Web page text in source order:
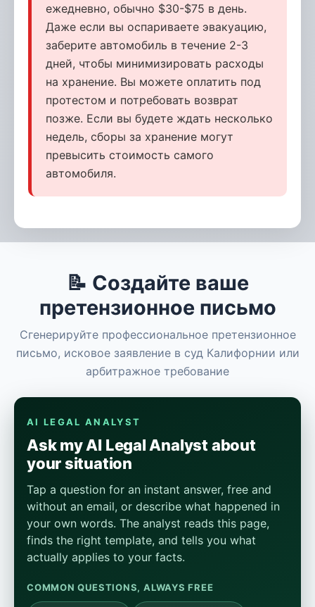
ежедневно, обычно $30-$75 в день.
Даже если вы оспариваете эвакуацию,
заберите автомобиль в течение 2-3
дней, чтобы минимизировать расходы
на хранение. Вы можете оплатить под
протестом и потребовать возврат
позже. Если вы будете ждать несколько
недель, сборы за хранение могут
превысить стоимость самого
автомобиля.
📝 Создайте ваше
претензионное письмо
Сгенерируйте профессиональное претензионное
письмо, исковое заявление в суд Калифорнии или
арбитражное требование
AI LEGAL ANALYST
Ask my AI Legal Analyst about
your situation
Tap a question for an instant answer, free and
without an email, or describe what happened in
your own words. The analyst reads this page,
finds the right template, and tells you what
actually applies to your facts.
COMMON QUESTIONS, ALWAYS FREE